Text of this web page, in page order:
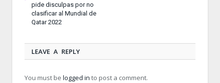
pide disculpas por no
clasificar al Mundial de
Qatar 2022
LEAVE A REPLY
You must be logged in to post a comment.